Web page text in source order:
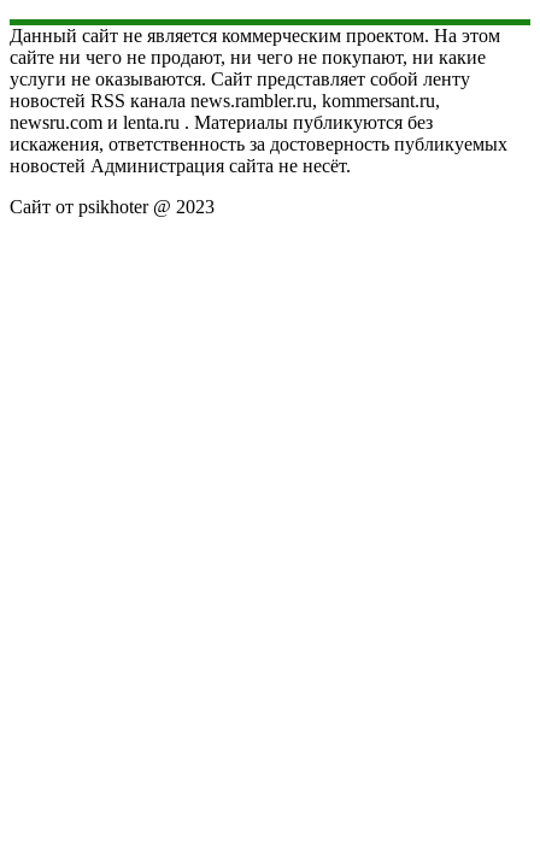
Данный сайт не является коммерческим проектом. На этом
сайте ни чего не продают, ни чего не покупают, ни какие
услуги не оказываются. Сайт представляет собой ленту
новостей RSS канала news.rambler.ru, kommersant.ru,
newsru.com и lenta.ru . Материалы публикуются без
искажения, ответственность за достоверность публикуемых
новостей Администрация сайта не несёт.
Сайт от psikhoter @ 2023